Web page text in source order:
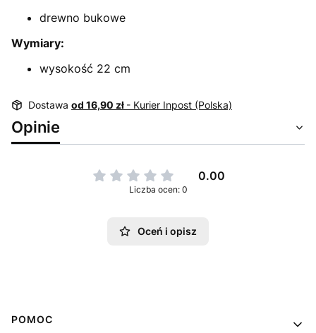
drewno bukowe
Wymiary:
wysokość 22 cm
Dostawa od 16,90 zł - Kurier Inpost (Polska)
Opinie
0.00
Liczba ocen: 0
Oceń i opisz
Linki w stopce
POMOC